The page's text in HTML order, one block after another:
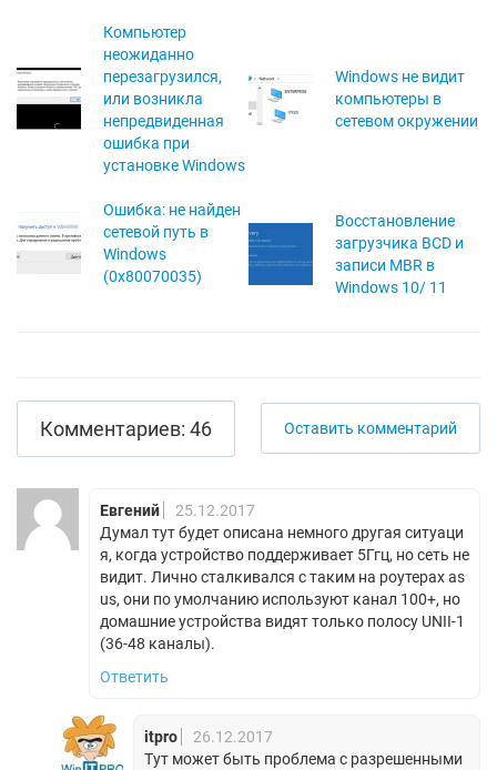
Компьютер
неожиданно
перезагрузился,
или возникла
непредвиденная
ошибка при
установке Windows
Windows не видит
компьютеры в
сетевом окружении
Ошибка: не найден
сетевой путь в
Windows
(0x80070035)
Восстановление
загрузчика BCD и
записи MBR в
Windows 10/ 11
Комментариев: 46 Оставить комментарий
Евгений
25.12.2017
Думал тут будет описана немного другая ситуаци
я, когда устройство поддерживает 5Ггц, но сеть не
видит. Лично сталкивался с таким на роутерах as
us, они по умолчанию используют канал 100+, но
домашние устройства видят только полосу UNII-1
(36-48 каналы).
Ответить
itpro
26.12.2017
Тут может быть проблема с разрешенными